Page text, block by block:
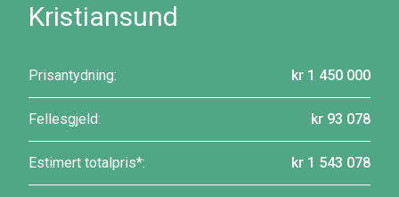
Kristiansund
Prisantydning: kr 1 450 000
Fellesgjeld: kr 93 078
Estimert totalpris*: kr 1 543 078